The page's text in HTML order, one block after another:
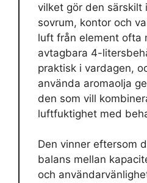
vilket gör den särskilt
sovrum, kontor och
luft från element ofta
avtagbara 4-
praktisk i vardagen,
använda aromaolja
den som vill
luftfuktighet med
Den vinner eftersom
balans mellan
och